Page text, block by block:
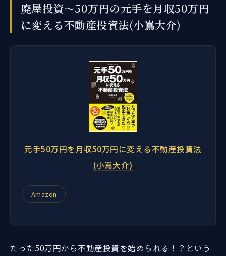
廃屋投資～50万円の元手を月収50万円
に変える不動産投資法(小嶌大介)
元手50万円を月収50万円に変える不動産投資法
(小嶌大介)
Amazon
たった50万円から不動産投資を始められる！？という